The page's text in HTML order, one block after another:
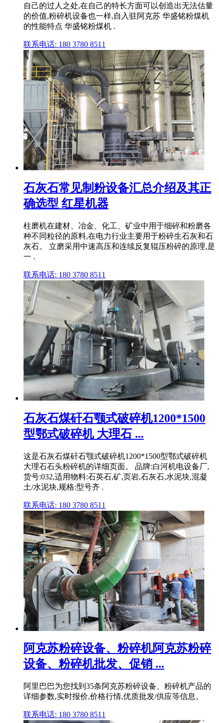
自己的过人之处,在自己的特长方面可以创造出无法估量
的价值,粉碎机设备也一样,自入驻阿克苏 华盛铭粉煤机
的性能特点 华盛铭粉煤机 .
联系电话: 180 3780 8511
石灰石常见制粉设备汇总介绍及其正
确选型 红星机器
柱磨机在建材、冶金、化工、矿业中用于细碎和粉磨各
种不同粒径的原料,在电力行业主要用于粉碎生石灰和石
灰石。 立磨采用中速高压和连续反复辊压粉碎的原理,是
一 .
联系电话: 180 3780 8511
石灰石煤矸石颚式破碎机1200*1500
型鄂式破碎机 大理石 ...
这是石灰石煤矸石颚式破碎机1200*1500型鄂式破碎机
大理石石头粉碎机的详细页面。 品牌:白河机电设备厂,
货号:032,适用物料:石英石,矿,页岩,石灰石,水泥块,混凝
土/水泥块,规格:型号齐 .
联系电话: 180 3780 8511
阿克苏粉碎设备、粉碎机阿克苏粉碎
设备、粉碎机批发、促销 ...
阿里巴巴为您找到35条阿克苏粉碎设备、粉碎机产品的
详细参数,实时报价,价格行情,优质批发/供应等信息。
联系电话: 180 3780 8511